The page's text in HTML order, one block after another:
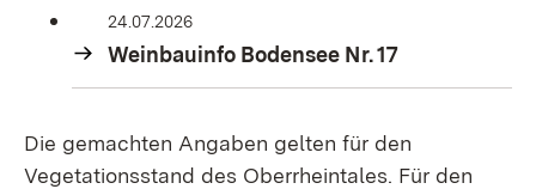
24.07.2026
Weinbauinfo Bodensee Nr. 17
Die gemachten Angaben gelten für den
Vegetationsstand des Oberrheintales. Für den